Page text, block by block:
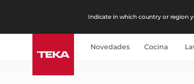
Indicate in which country or region
Novedades Cocina